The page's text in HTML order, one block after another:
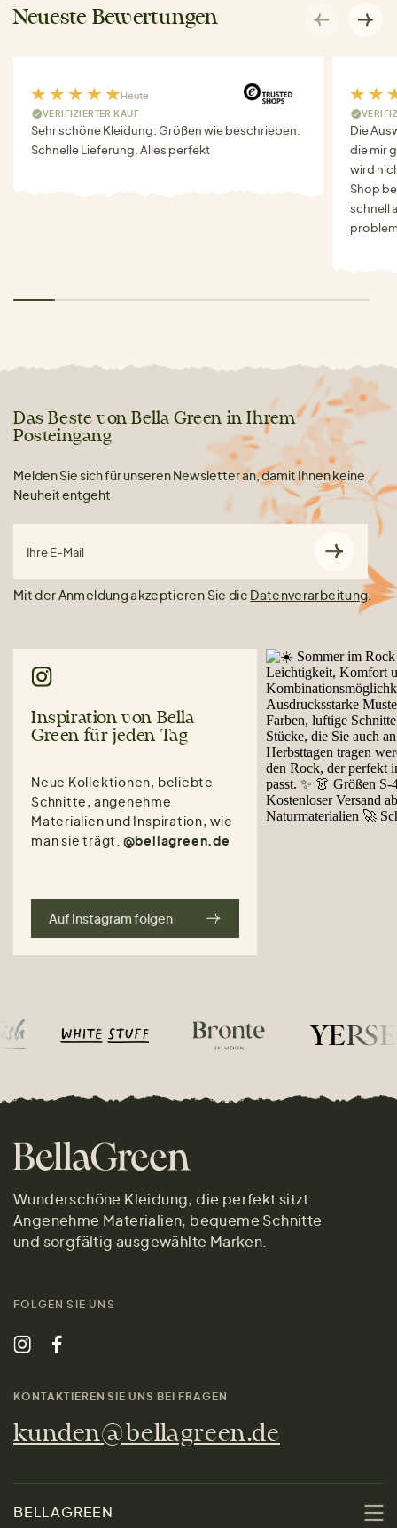
Neueste Bewertungen
Heute
VERIFIZIERTER KAUF
Sehr schöne Kleidung. Größen wie beschrieben.
Schnelle Lieferung. Alles perfekt
Die
die mir
wird
Shop
schnell
Das Beste von Bella Green in Ihrem
Posteingang
Melden Sie sich für unseren Newsletter an, damit Ihnen keine
Neuheit entgeht
Ihre E-Mail
Mit der Anmeldung akzeptieren Sie die Datenverarbeitung.
Inspiration von Bella
Green für jeden Tag
Neue Kollektionen, beliebte
Schnitte, angenehme
Materialien und Inspiration, wie
man sie trägt. @bellagreen.de
Auf Instagram folgen
Wunderschöne Kleidung, die perfekt sitzt.
Angenehme Materialien, bequeme Schnitte
und sorgfältig ausgewählte Marken.
FOLGEN SIE UNS
KONTAKTIEREN SIE UNS BEI FRAGEN
kunden@bellagreen.de
BELLAGREEN